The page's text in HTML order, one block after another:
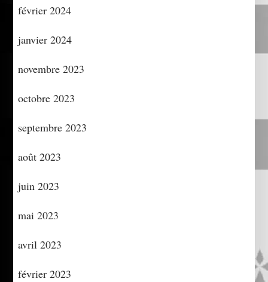
février 2024
janvier 2024
novembre 2023
octobre 2023
septembre 2023
août 2023
juin 2023
mai 2023
avril 2023
février 2023